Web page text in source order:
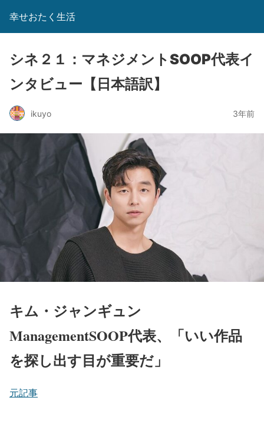
幸せおたく生活
シネ２１：マネジメントSOOP代表イ
ンタビュー【日本語訳】
ikuyo 3年前
キム・ジャンギュン
ManagementSOOP代表、「いい作品
を探し出す目が重要だ」
元記事